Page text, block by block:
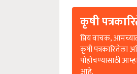
कृषी
प्रिय वाचक,
कृषी पत्रकारितेला
पोहोचण्यासाठी
आहे.